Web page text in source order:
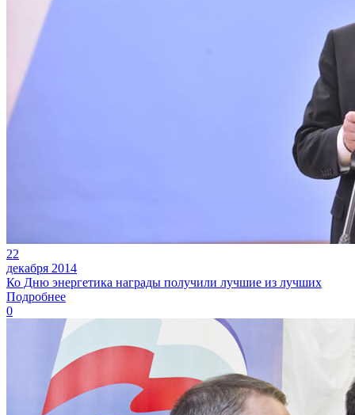
22
декабря 2014
Ко Дню энергетика награды получили лучшие из лучших
Подробнее
0